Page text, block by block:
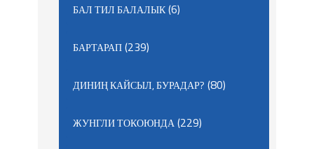
БАЛ ТИЛ БАЛАЛЫК(6)
БАРТАРАП(239)
ДИНИҢ КАЙСЫЛ, БУРАДАР? (80)
ЖУНГЛИ ТОКОЮНДА(229)